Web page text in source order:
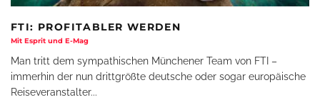
FTI: PROFITABLER WERDEN
Mit Esprit und E-Mag
Man tritt dem sympathischen Münchener Team von FTI –
immerhin der nun drittgrößte deutsche oder sogar europäische
Reiseveranstalter...